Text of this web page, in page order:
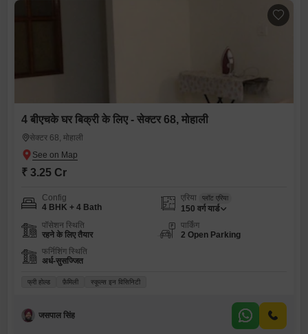
4 बीएचके घर बिक्री के लिए - सेक्टर 68, मोहाली
सेक्टर 68, मोहाली
₹ 3.25 Cr
Config
4 BHK + 4 Bath
एरिया प्लॉट एरिया
150 वर्ग यार्ड
पॉसेशन स्थिति
रहने के लिए तैयार
पार्किंग
2 Open Parking
फर्निशिंग स्थिति
अर्ध-सुसज्जित
फ्री होल्ड फ़ैमिली स्कूल्स इन विसिनिटी
जसपाल सिंह